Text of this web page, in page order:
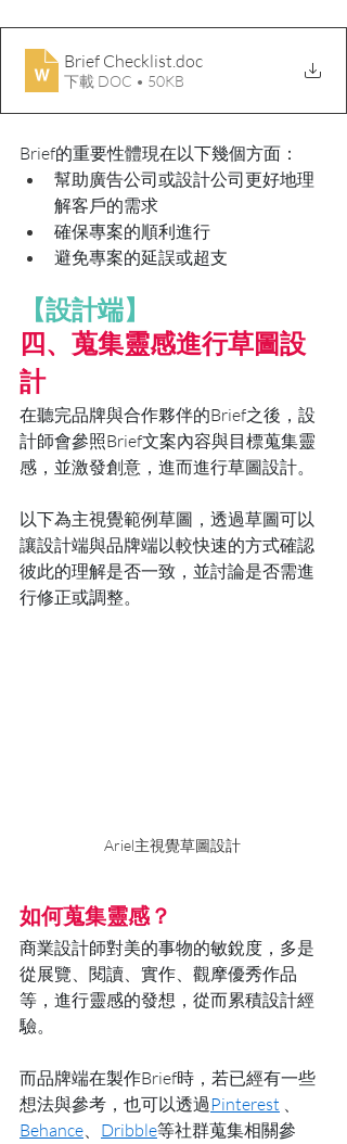
Brief Checklist .doc
下載 DOC • 50KB
Brief的重要性體現在以下幾個方面：
幫助廣告公司或設計公司更好地理
解客戶的需求
確保專案的順利進行
避免專案的延誤或超支
【設計端】
四、蒐集靈感進行草圖設
計
在聽完品牌與合作夥伴的Brief之後，設
計師會參照Brief文案內容與目標蒐集靈
感，並激發創意，進而進行草圖設計。
以下為主視覺範例草圖，透過草圖可以
讓設計端與品牌端以較快速的方式確認
彼此的理解是否一致，並討論是否需進
行修正或調整。
Ariel主視覺草圖設計
如何蒐集靈感？
商業設計師對美的事物的敏銳度，多是
從展覽、閱讀、實作、觀摩優秀作品
等，進行靈感的發想，從而累積設計經
驗。
而品牌端在製作Brief時，若已經有一些
想法與參考，也可以透過 Pinterest 、
Behance、 Dribble等社群蒐集相關參